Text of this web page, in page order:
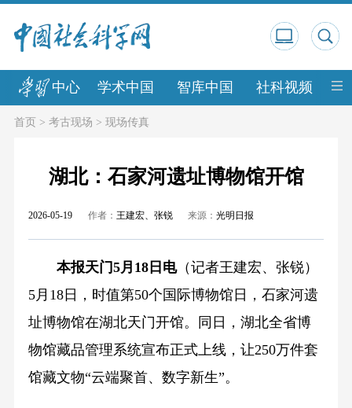
中心 学术中国 智库中国 社科视频 中
首页> 考古现场 > 现场传真
湖北：石家河遗址博物馆开馆
2026-05-19 作者： 王建宏、张锐 来源：光明日报
本报天门5月18日电（记者王建宏、张锐）
5月18日，时值第50个国际博物馆日，石家河遗
址博物馆在湖北天门开馆。同日，湖北全省博
物馆藏品管理系统宣布正式上线，让250万件套
馆藏文物“云端聚首、数字新生”。